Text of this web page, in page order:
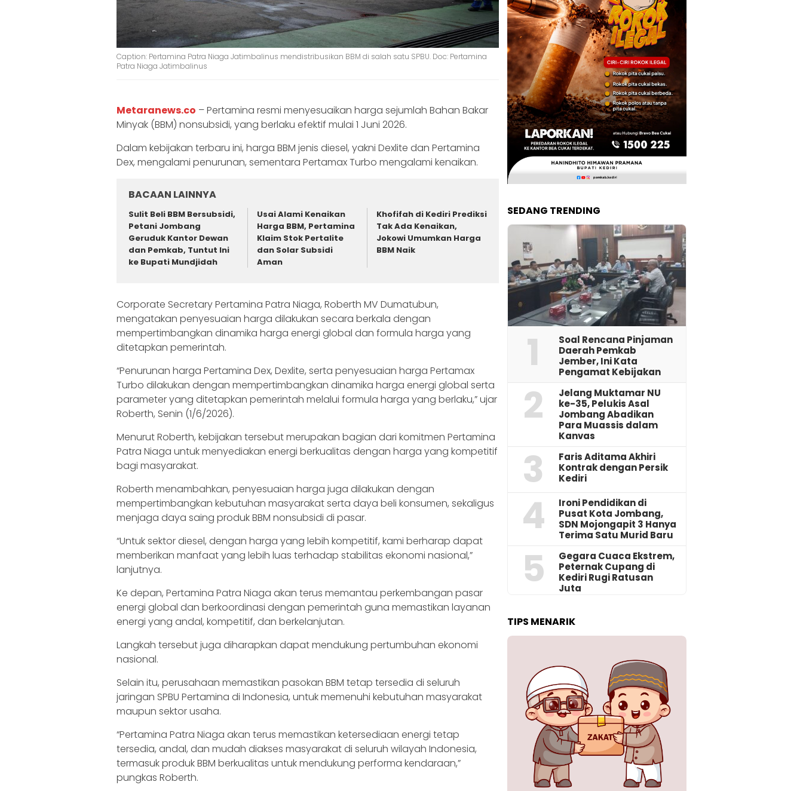
Caption: Pertamina Patra Niaga Jatimbalinus mendistribusikan BBM di salah satu SPBU. Doc: Pertamina
Patra Niaga Jatimbalinus
Metaranews.co – Pertamina resmi menyesuaikan harga sejumlah Bahan Bakar
Minyak (BBM) nonsubsidi, yang berlaku efektif mulai 1 Juni 2026.
Dalam kebijakan terbaru ini, harga BBM jenis diesel, yakni Dexlite dan Pertamina
Dex, mengalami penurunan, sementara Pertamax Turbo mengalami kenaikan.
BACAAN LAINNYA
Sulit Beli BBM Bersubsidi,
Petani Jombang
Geruduk Kantor Dewan
dan Pemkab, Tuntut Ini
ke Bupati Mundjidah
Usai Alami Kenaikan
Harga BBM, Pertamina
Klaim Stok Pertalite
dan Solar Subsidi
Aman
Khofifah di Kediri Prediksi
Tak Ada Kenaikan,
Jokowi Umumkan Harga
BBM Naik
Corporate Secretary Pertamina Patra Niaga, Roberth MV Dumatubun,
mengatakan penyesuaian harga dilakukan secara berkala dengan
mempertimbangkan dinamika harga energi global dan formula harga yang
ditetapkan pemerintah.
“Penurunan harga Pertamina Dex, Dexlite, serta penyesuaian harga Pertamax
Turbo dilakukan dengan mempertimbangkan dinamika harga energi global serta
parameter yang ditetapkan pemerintah melalui formula harga yang berlaku,” ujar
Roberth, Senin (1/6/2026).
Menurut Roberth, kebijakan tersebut merupakan bagian dari komitmen Pertamina
Patra Niaga untuk menyediakan energi berkualitas dengan harga yang kompetitif
bagi masyarakat.
Roberth menambahkan, penyesuaian harga juga dilakukan dengan
mempertimbangkan kebutuhan masyarakat serta daya beli konsumen, sekaligus
menjaga daya saing produk BBM nonsubsidi di pasar.
“Untuk sektor diesel, dengan harga yang lebih kompetitif, kami berharap dapat
memberikan manfaat yang lebih luas terhadap stabilitas ekonomi nasional,”
lanjutnya.
Ke depan, Pertamina Patra Niaga akan terus memantau perkembangan pasar
energi global dan berkoordinasi dengan pemerintah guna memastikan layanan
energi yang andal, kompetitif, dan berkelanjutan.
Langkah tersebut juga diharapkan dapat mendukung pertumbuhan ekonomi
nasional.
Selain itu, perusahaan memastikan pasokan BBM tetap tersedia di seluruh
jaringan SPBU Pertamina di Indonesia, untuk memenuhi kebutuhan masyarakat
maupun sektor usaha.
“Pertamina Patra Niaga akan terus memastikan ketersediaan energi tetap
tersedia, andal, dan mudah diakses masyarakat di seluruh wilayah Indonesia,
termasuk produk BBM berkualitas untuk mendukung performa kendaraan,”
pungkas Roberth.
SEDANG TRENDING
1
‎Soal Rencana Pinjaman
Daerah Pemkab
Jember, Ini Kata
Pengamat Kebijakan ‎
2
Jelang Muktamar NU
ke-35, Pelukis Asal
Jombang Abadikan
Para Muassis dalam
Kanvas
3
Faris Aditama Akhiri
Kontrak dengan Persik
Kediri
4
Ironi Pendidikan di
Pusat Kota Jombang,
SDN Mojongapit 3 Hanya
Terima Satu Murid Baru
5
‎Gegara Cuaca Ekstrem,
Peternak Cupang di
Kediri Rugi Ratusan
Juta
TIPS MENARIK